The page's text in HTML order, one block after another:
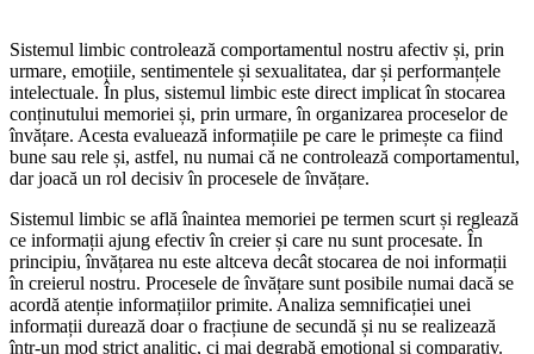
Sistemul limbic controlează comportamentul nostru afectiv și, prin
urmare, emoțiile, sentimentele și sexualitatea, dar și performanțele
intelectuale. În plus, sistemul limbic este direct implicat în stocarea
conținutului memoriei și, prin urmare, în organizarea proceselor de
învățare. Acesta evaluează informațiile pe care le primește ca fiind
bune sau rele și, astfel, nu numai că ne controlează comportamentul,
dar joacă un rol decisiv în procesele de învățare.
Sistemul limbic se află înaintea memoriei pe termen scurt și reglează
ce informații ajung efectiv în creier și care nu sunt procesate. În
principiu, învățarea nu este altceva decât stocarea de noi informații
în creierul nostru. Procesele de învățare sunt posibile numai dacă se
acordă atenție informațiilor primite. Analiza semnificației unei
informații durează doar o fracțiune de secundă și nu se realizează
într-un mod strict analitic, ci mai degrabă emoțional și comparativ.